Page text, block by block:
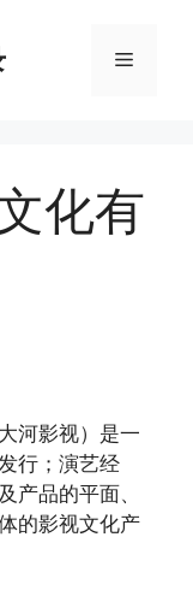
菜
化有
河影视）是一
行；演艺经
产品的平面、
的影视文化产